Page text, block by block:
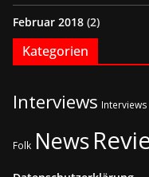
Februar 2018 (2)
Kategorien
Interviews Interviews
Folk News